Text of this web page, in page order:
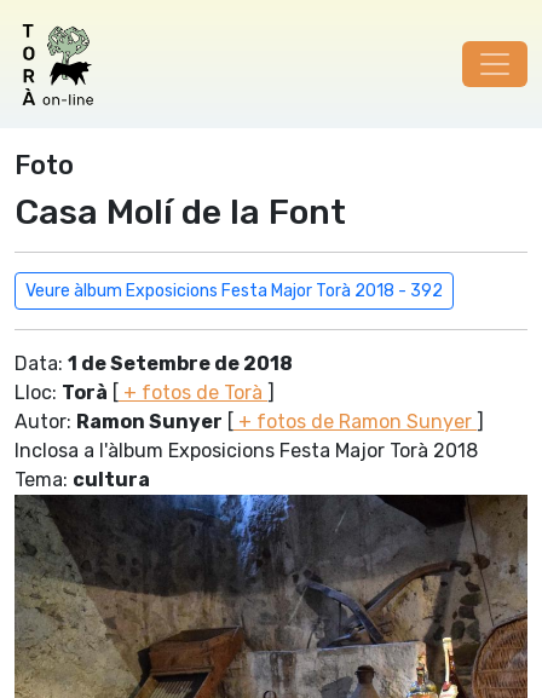
Foto
Casa Molí de la Font
Veure àlbum Exposicions Festa Major Torà 2018 - 392
Data: 1 de Setembre de 2018
Lloc: Torà [ + fotos de Torà ]
Autor: Ramon Sunyer [ + fotos de Ramon Sunyer ]
Inclosa a l'àlbum Exposicions Festa Major Torà 2018
Tema: cultura